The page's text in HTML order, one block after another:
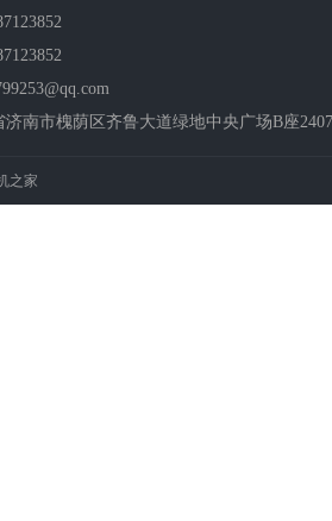
南市槐荫区齐鲁大道绿地中央广场B座
之家